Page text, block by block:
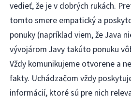
vedieť, že je v dobrých rukách.
tomto smere empatický a
ponuky (napríklad viem, že Java
vývojárom Javy takúto ponuku
Vždy komunikujeme otvorene a
fakty. Uchádzačom vždy
informácií, ktoré sú pre nich